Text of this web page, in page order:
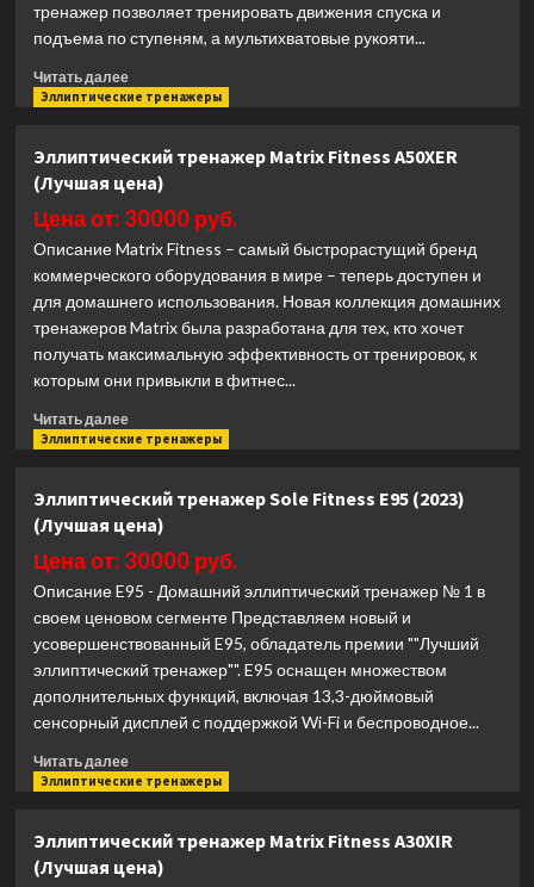
тренажер позволяет тренировать движения спуска и
подъема по ступеням, а мультихватовые рукояти...
Читать далееПрочитать
больше
Spirit
Fitness
CRS800S+
(Лучшая
цена)
Эллиптические тренажеры
Эллиптический тренажер Matrix Fitness A50XER
(Лучшая цена)
Цена от: 30000 руб.
Описание Matrix Fitness – самый быстрорастущий бренд
коммерческого оборудования в мире – теперь доступен и
для домашнего использования. Новая коллекция домашних
тренажеров Matrix была разработана для тех, кто хочет
получать максимальную эффективность от тренировок, к
которым они привыкли в фитнес...
Читать далееПрочитать
больше
тренажер
Matrix
Fitness
A50XER
(Лучшая
цена)
Эллиптические тренажеры
Эллиптический тренажер Sole Fitness E95 (2023)
(Лучшая цена)
Цена от: 30000 руб.
Описание E95 - Домашний эллиптический тренажер № 1 в
своем ценовом сегменте Представляем новый и
усовершенствованный E95, обладатель премии ""Лучший
эллиптический тренажер"". E95 оснащен множеством
дополнительных функций, включая 13,3-дюймовый
сенсорный дисплей с поддержкой Wi-Fi и беспроводное...
Читать далееПрочитать
больше
тренажер
Sole
Эллиптические тренажеры
Эллиптический тренажер Matrix Fitness A30XIR
(Лучшая цена)